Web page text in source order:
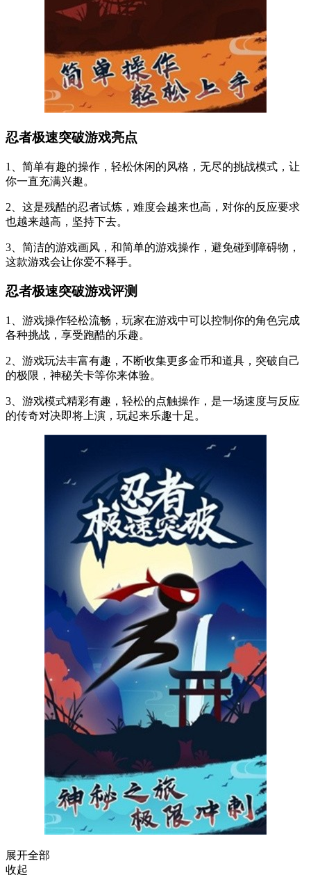
忍者极速突破游戏亮点
1、简单有趣的操作，轻松休闲的风格，无尽的挑战模式，让
你一直充满兴趣。
2、这是残酷的忍者试炼，难度会越来也高，对你的反应要求
也越来越高，坚持下去。
3、简洁的游戏画风，和简单的游戏操作，避免碰到障碍物，
这款游戏会让你爱不释手。
忍者极速突破游戏评测
1、游戏操作轻松流畅，玩家在游戏中可以控制你的角色完成
各种挑战，享受跑酷的乐趣。
2、游戏玩法丰富有趣，不断收集更多金币和道具，突破自己
的极限，神秘关卡等你来体验。
3、游戏模式精彩有趣，轻松的点触操作，是一场速度与反应
的传奇对决即将上演，玩起来乐趣十足。
展开全部
收起